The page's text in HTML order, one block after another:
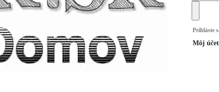
Prihláste
Môj účet